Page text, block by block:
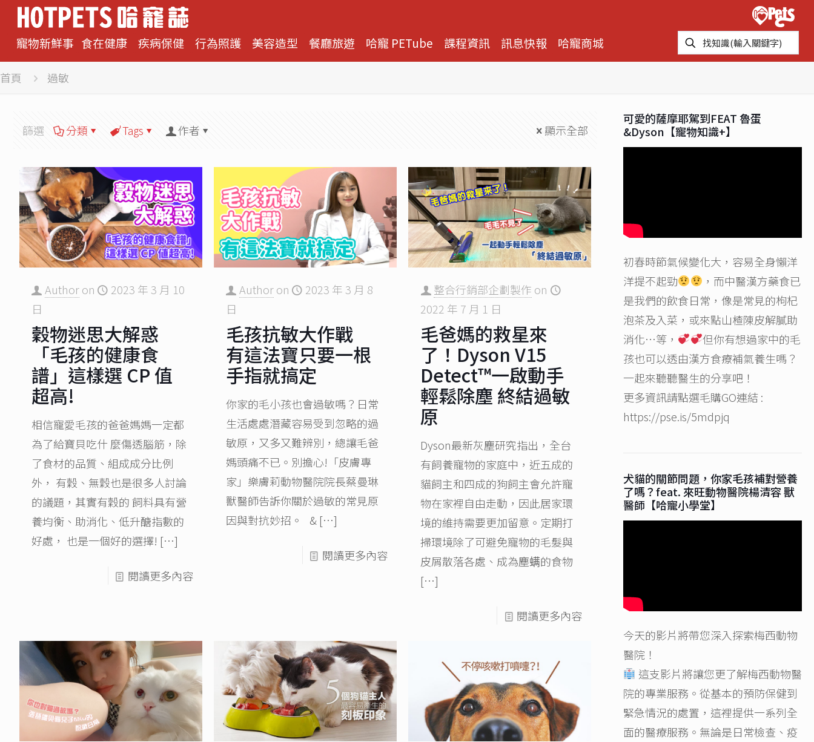
寵物新鮮事 食在健康 疾病保健 行為照護 美容造型 餐廳旅遊 哈寵 PETube 課程資訊 訊息快報 哈寵商城
首頁 過敏
篩選 分類 Tags 作者 顯示全部
Author on
2023 年 3 月 10
日
穀物迷思大解惑
「毛孩的健康食
譜」這樣選 CP 值
超高!
相信寵愛毛孩的爸爸媽媽一定都
為了給寶貝吃什 麼傷透腦筋，除
了食材的品質、組成成分比例
外， 有穀、無穀也是很多人討論
的議題，其實有穀的 飼料具有營
養均衡、助消化、低升醣指數的
好處， 也是一個好的選擇! […]
閱讀更多內容
Authoron
2023 年 3 月 8
日
毛孩抗敏大作戰
有這法寶只要一根
手指就搞定
你家的毛小孩也會過敏嗎？日常
生活處處潛藏容易受到忽略的過
敏原，又多又難辨別，總讓毛爸
媽頭痛不已。別擔心!「皮膚專
家」樂膚莉動物醫院院長蔡曼琳
獸醫師告訴你關於過敏的常見原
因與對抗妙招。 &[…]
閱讀更多內容
整合行銷部企劃製作 on
2022 年 7 月 1 日
毛爸媽的救星來
了！Dyson V15
Detect™一啟動手
輕鬆除塵 終結過敏
原
Dyson最新灰塵研究指出，全台
有飼養寵物的家庭中，近五成的
貓飼主和四成的狗飼主會允許寵
物在家裡自由走動，因此居家環
境的維持需要更加留意。定期打
掃環境除了可避免寵物的毛髮與
皮屑散落各處、成為塵螨的食物
[…]
閱讀更多內容
可愛的薩摩耶駕到FEAT 魯蛋
&Dyson【寵物知識+】
初春時節氣候變化大，容易全身懶洋
洋提不起勁
，而中醫漢方藥食已
是我們的飲食日常，像是常見的枸杞
泡茶及入菜，或來點山楂陳皮解膩助
消化…等，
但你有想過家中的毛
孩也可以透由漢方食療補氣養生嗎？
一起來聽聽醫生的分享吧！
更多資訊請點選毛購GO連結 :
https://pse.is/5mdpjq
犬貓的關節問題，你家毛孩補對營養
了嗎？feat. 來旺動物醫院楊清容 獸
醫師【哈寵小學堂】
今天的影片將帶您深入探索梅西動物
醫院！
這支影片將讓您更了解梅西動物醫
院的專業服務。從基本的預防保健到
緊急情況的處置，這裡提供一系列全
面的醫療服務。無論是日常檢查、疫